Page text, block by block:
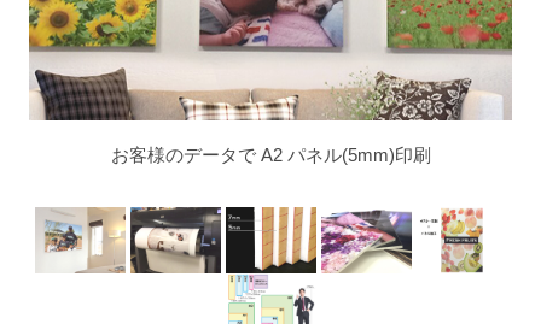
お客様のデータで A2 パネル(5mm)印刷